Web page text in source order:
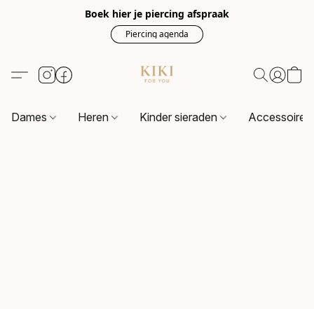
Boek hier je piercing afspraak
Piercing agenda
Dames Heren Kinder sieraden Accessoires